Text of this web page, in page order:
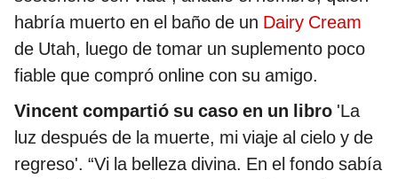
habría muerto en el baño de un Dairy Cream
de Utah, luego de tomar un suplemento poco
fiable que compró online con su amigo.
Vincent compartió su caso en un libro 'La
luz después de la muerte, mi viaje al cielo y de
regreso'. “Vi la belleza divina. En el fondo sabía